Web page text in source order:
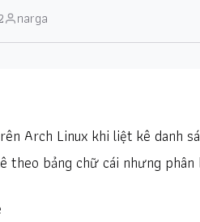
narga
Arch Linux khi liệt kê danh
theo bảng chữ cái nhưng